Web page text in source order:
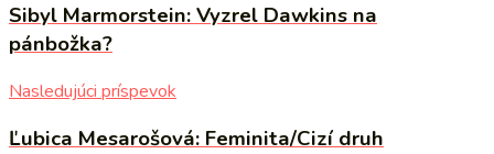
Sibyl Marmorstein: Vyzrel Dawkins na
pánbožka?
Nasledujúci príspevok
Ľubica Mesarošová: Feminita/Cizí druh